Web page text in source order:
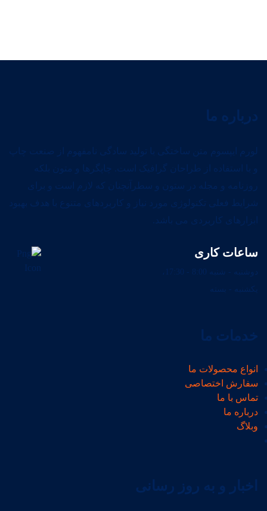
درباره ما
لورم ایپسوم متن ساختگی با تولید سادگی نامفهوم از صنعت چاپ
و با استفاده از طراحان گرافیک است. چاپگرها و متون بلکه
روزنامه و مجله در ستون و سطرآنچنان که لازم است و برای
شرایط فعلی تکنولوژی مورد نیاز و کاربردهای متنوع با هدف بهبود
ابزارهای کاربردی می باشد.
ساعات کاری
دوشنبه - شنبه 8:00 - 17:30،
یکشنبه - بسته
خدمات ما
انواع محصولات ما
سفارش اختصاصی
تماس با ما
درباره ما
وبلاگ
اخبار و به روز رسانی